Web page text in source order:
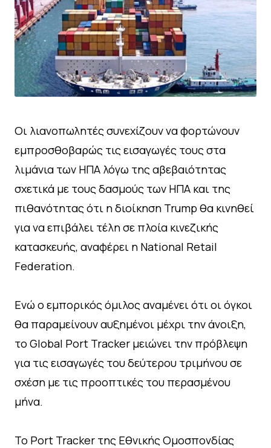
Οι λιανοπωλητές συνεχίζουν να φορτώνουν
εμπροσθοβαρώς τις εισαγωγές τους στα
λιμάνια των ΗΠΑ λόγω της αβεβαιότητας
σχετικά με τους δασμούς των ΗΠΑ και της
πιθανότητας ότι η διοίκηση Trump θα κινηθεί
για να επιβάλει τέλη σε πλοία κινεζικής
κατασκευής, αναφέρει η National Retail
Federation.
Ενώ ο εμπορικός όμιλος αναμένει ότι οι όγκοι
θα παραμείνουν αυξημένοι μέχρι την άνοιξη,
το Global Port Tracker μειώνει την πρόβλεψη
για τις εισαγωγές του δεύτερου τριμήνου σε
σχέση με τις προοπτικές του περασμένου
μήνα.
Το Port Tracker της Εθνικής Ομοσπονδίας